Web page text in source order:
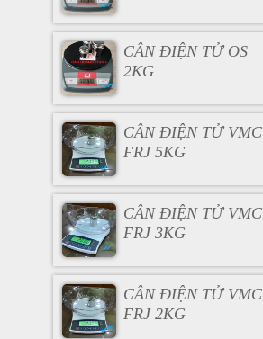
CÂN ĐIỆN TỬ OS
2KG
CÂN ĐIỆN TỬ VMC
FRJ 5KG
CÂN ĐIỆN TỬ VMC
FRJ 3KG
CÂN ĐIỆN TỬ VMC
FRJ 2KG